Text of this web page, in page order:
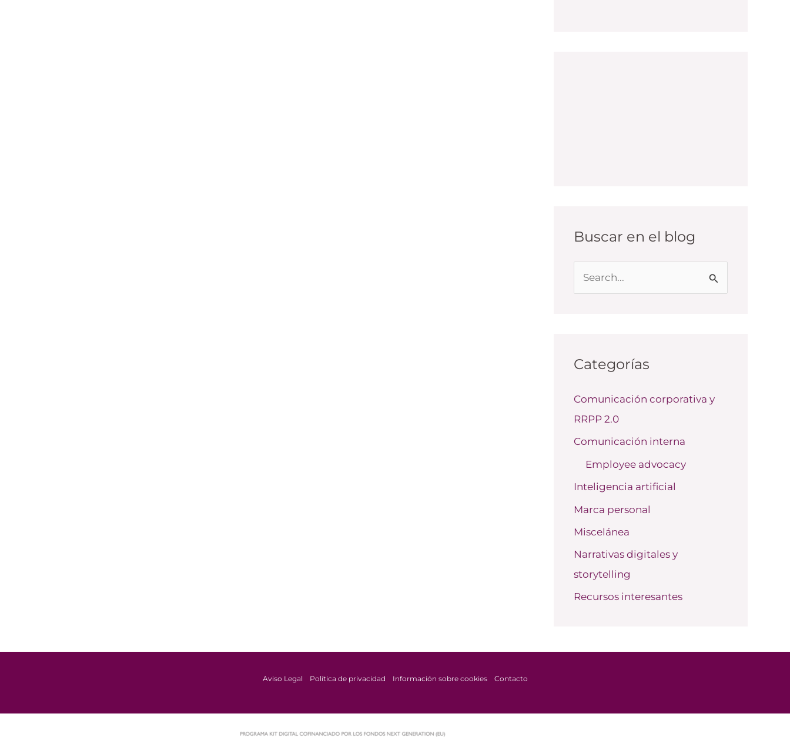
Buscar en el blog
a
p
o
r
Categorías
Comunicación corporativa y
RRPP 2.0
Comunicación interna
Employee advocacy
Inteligencia artificial
Marca personal
Miscelánea
Narrativas digitales y
storytelling
Recursos interesantes
Aviso Legal Política de privacidad Información sobre cookies Contacto